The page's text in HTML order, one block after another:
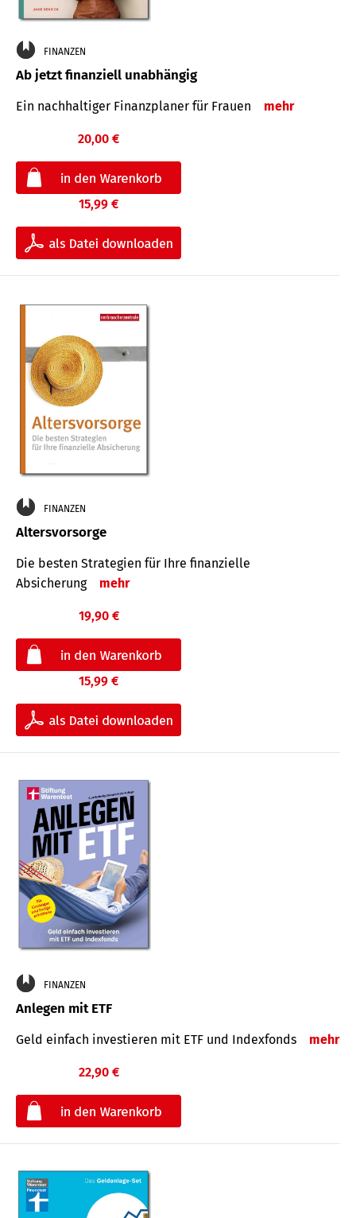
FINANZEN
Ab jetzt finanziell unabhängig
Ein nachhaltiger Finanzplaner für Frauen mehr
20,00 €
15,99 €
FINANZEN
Altersvorsorge
Die besten Strategien für Ihre finanzielle
Absicherung
mehr
19,90 €
15,99 €
FINANZEN
Anlegen mit ETF
Geld einfach investieren mit ETF und Indexfonds mehr
22,90 €